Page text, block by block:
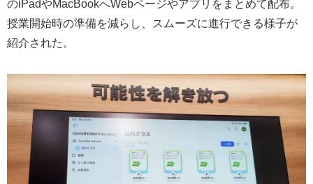
のiPadやMacBookへWebページやアプリをまとめて配布。
授業開始時の準備を減らし、スムーズに進行できる様子が
紹介された。